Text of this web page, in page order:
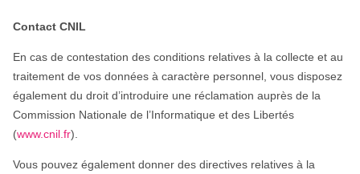
Contact CNIL
En cas de contestation des conditions relatives à la collecte et au
traitement de vos données à caractère personnel, vous disposez
également du droit d’introduire une réclamation auprès de la
Commission Nationale de l’Informatique et des Libertés
(www.cnil.fr).
Vous pouvez également donner des directives relatives à la